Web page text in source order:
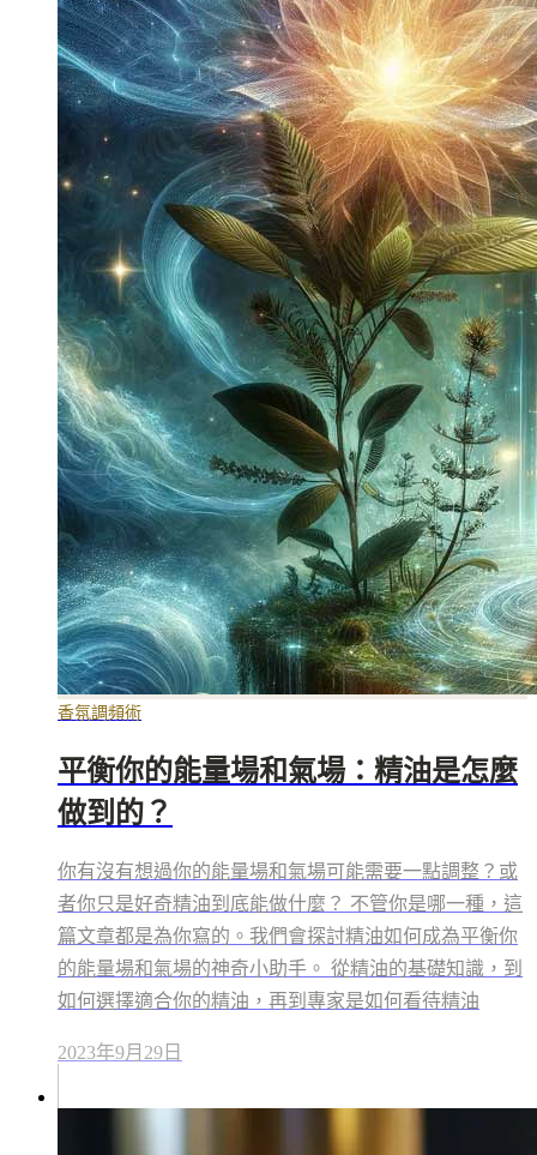
香氛調頻術
平衡你的能量場和氣場：精油是怎麼
做到的？
你有沒有想過你的能量場和氣場可能需要一點調整？或
者你只是好奇精油到底能做什麼？ 不管你是哪一種，這
篇文章都是為你寫的。我們會探討精油如何成為平衡你
的能量場和氣場的神奇小助手。 從精油的基礎知識，到
如何選擇適合你的精油，再到專家是如何看待精油
2023年9月29日